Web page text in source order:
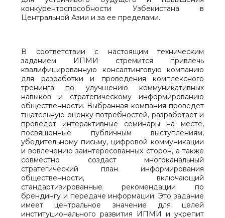
конкурентоспособности Узбекистана в
Центральной Азии и за ее пределами.
В соответствии с настоящим техническим
заданием ИПМИ стремится привлечь
квалифицированную консалтинговую компанию
для разработки и проведения комплексного
тренинга по улучшению коммуникативных
навыков и стратегическому информированию
общественности. Выбранная компания проведет
тщательную оценку потребностей, разработает и
проведет интерактивные семинары на месте,
посвященные публичным выступлениям,
убедительному письму, цифровой коммуникации
и вовлечению заинтересованных сторон, а также
совместно создаст многоканальный
стратегический план информирования
общественности, включающий
стандартизированные рекомендации по
брендингу и передаче информации. Это задание
имеет центральное значение для целей
институционального развития ИПМИ и укрепит